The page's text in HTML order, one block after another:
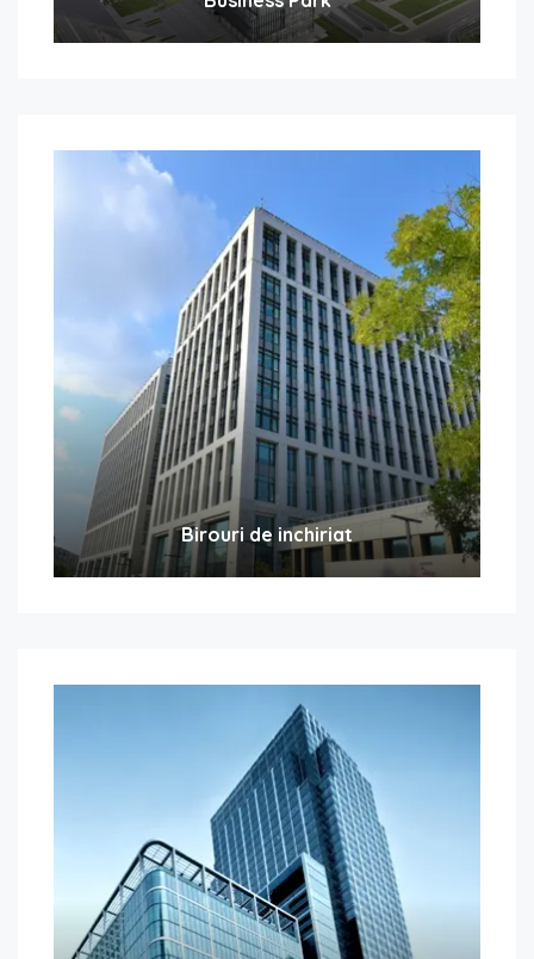
Birouri de inchiriat